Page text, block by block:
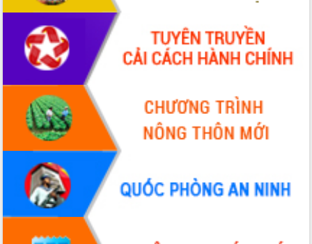
Xã Ea Phê gắn cải cách hành chính với
chuyển đổi số
Phó Chủ tịch Thường trực UBND tỉnh
Hồ Thị Nguyên Thảo làm việc tại Trung
tâm Phục vụ hành chính công xã Ea
Xây dựng nền hành chính số đồng
hành cùng nông dân dân, doanh nghiệp
Giai đoạn 2026-2030, Đắk Lắk phấn
đấu có 77% xã đạt chuẩn nông thôn
Chuyển đổi số 'mở đường' cho nông
nghiệp Đắk Lắk tăng trưởng bứt phá
Triển khai đồng bộ đo đạc, lập hồ sơ
địa chính, hoàn thiện cơ sở dữ liệu đất